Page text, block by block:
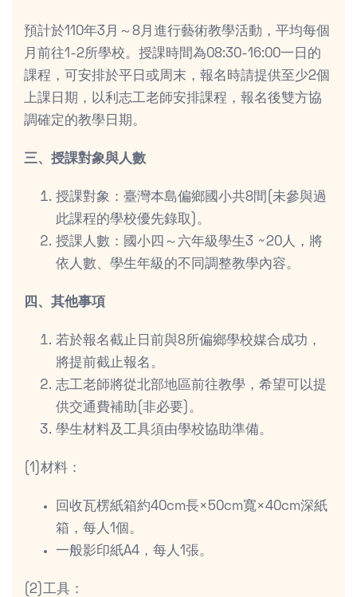
預計於110年3月～8月進行藝術教學活動，平均每個
月前往1-2所學校。授課時間為08:30-16:00一日的
課程，可安排於平日或周末，報名時請提供至少2個
上課日期，以利志工老師安排課程，報名後雙方協
調確定的教學日期。
三、授課對象與人數
授課對象：臺灣本島偏鄉國小共8間(未參與過
此課程的學校優先錄取)。
授課人數：國小四～六年級學生3 ~20人，將
依人數、學生年級的不同調整教學內容。
四、其他事項
若於報名截止日前與8所偏鄉學校媒合成功，
將提前截止報名。
志工老師將從北部地區前往教學，希望可以提
供交通費補助(非必要)。
學生材料及工具須由學校協助準備。
(1)材料：
回收瓦楞紙箱約40cm長×50cm寬×40cm深紙
箱，每人1個。
一般影印紙A4，每人1張。
(2)工具：